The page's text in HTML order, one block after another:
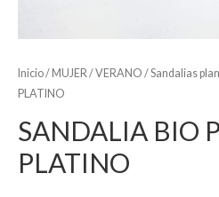
Inicio/ MUJER /VERANO /Sandalias
PLATINO
SANDALIA BIO
PLATINO